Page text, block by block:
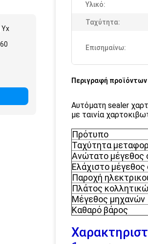
Yx
Υλικό:
Ταχύτητα:
Επισημαίνω:
Περιγραφή προϊόντων
Αυτόματη sealer
με ταινία
Πρότυπο
Ταχύτητα
Ανώτατο μέγεθος
Ελάχιστο
Παροχή
Πλάτος
Μέγεθος μηχανών
Καθαρό βάρος